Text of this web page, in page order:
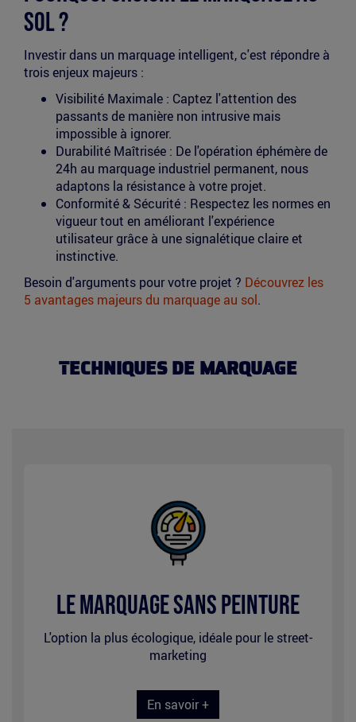
sol ?
Investir dans un marquage intelligent, c'est répondre à
trois enjeux majeurs :
Visibilité Maximale : Captez l'attention des
passants de manière non intrusive mais
impossible à ignorer.
Durabilité Maîtrisée : De l'opération éphémère de
24h au marquage industriel permanent, nous
adaptons la résistance à votre projet.
Conformité & Sécurité : Respectez les normes en
vigueur tout en améliorant l'expérience
utilisateur grâce à une signalétique claire et
instinctive.
Besoin d'arguments pour votre projet ? Découvrez les
5 avantages majeurs du marquage au sol.
TECHNIQUES DE MARQUAGE
Le marquage sans peinture
L'option la plus écologique, idéale pour le street-
marketing
En savoir +